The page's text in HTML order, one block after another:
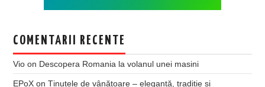
COMENTARII RECENTE
Vio on Descopera Romania la volanul unei masini
EPoX onȚinutele de vânătoare – eleganță, tradiție și